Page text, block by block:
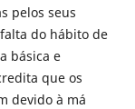
pelos seus
do hábito de
básica e
que os
devido à má